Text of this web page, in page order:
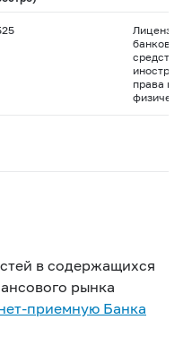
права
в содержащихся
рынка
приемную Банка